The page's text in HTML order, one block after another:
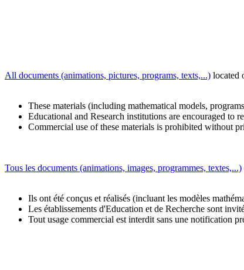
All documents (animations, pictures, programs, texts,...) located
These materials (including mathematical models,
Educational and Research institutions are encouraged to
Commercial use of these materials is prohibited without
Tous les documents (animations, images, programmes, textes,...)
Ils ont été conçus et réalisés (incluant les modèles
Les établissements d'Education et de Recherche sont
Tout usage commercial est interdit sans une notification